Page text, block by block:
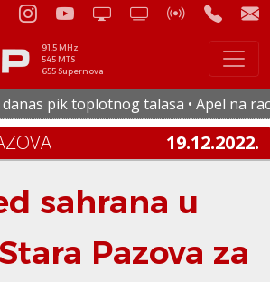
91.5 MHz
545 MTS
655 Supernova
pik toplotnog talasa • Apel na
19.12.2022.
sahrana u
Pazova za